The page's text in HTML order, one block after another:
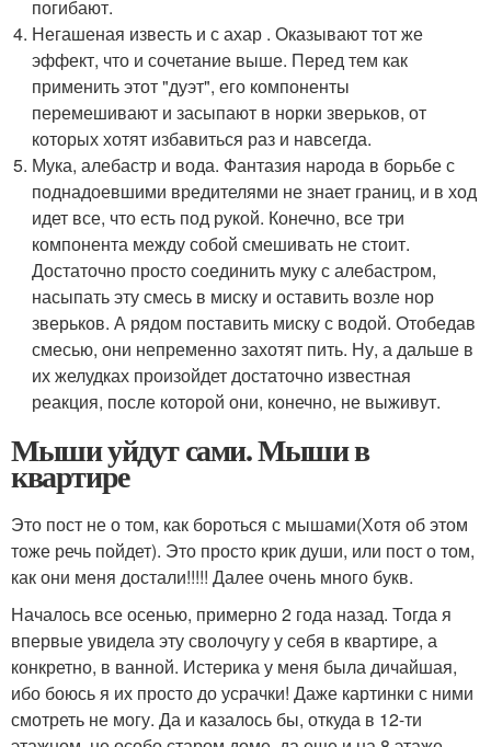
погибают.
Негашеная известь и с ахар . Оказывают тот же
эффект, что и сочетание выше. Перед тем как
применить этот "дуэт", его компоненты
перемешивают и засыпают в норки зверьков, от
которых хотят избавиться раз и навсегда.
Мука, алебастр и вода. Фантазия народа в борьбе с
поднадоевшими вредителями не знает границ, и в ход
идет все, что есть под рукой. Конечно, все три
компонента между собой смешивать не стоит.
Достаточно просто соединить муку с алебастром,
насыпать эту смесь в миску и оставить возле нор
зверьков. А рядом поставить миску с водой. Отобедав
смесью, они непременно захотят пить. Ну, а дальше в
их желудках произойдет достаточно известная
реакция, после которой они, конечно, не выживут.
Мыши уйдут сами. Мыши в
квартире
Это пост не о том, как бороться с мышами(Хотя об этом
тоже речь пойдет). Это просто крик души, или пост о том,
как они меня достали!!!!! Далее очень много букв.
Началось все осенью, примерно 2 года назад. Тогда я
впервые увидела эту сволочугу у себя в квартире, а
конкретно, в ванной. Истерика у меня была дичайшая,
ибо боюсь я их просто до усрачки! Даже картинки с ними
смотреть не могу. Да и казалось бы, откуда в 12-ти